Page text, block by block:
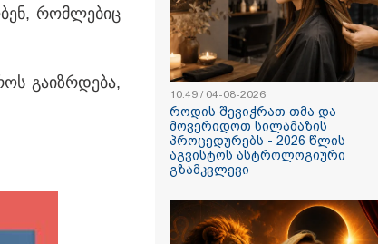
ავუხსნათ, რომ შფოთვა
არ დაიბადოს" - დედა
ყველა სიახლე
როდის
რომ­ლე­ბიც
გა­იზ­რდე­ბა,
10:49 / 04-08-2026
როდის შევიჭრათ თმა და
მოვერიდოთ სილამაზის
პროცედურებს - 2026 წლის
აგვისტოს ასტროლოგიური
გზამკვლევი